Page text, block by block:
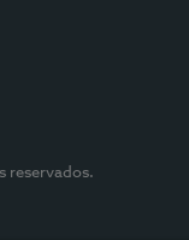
reservados.